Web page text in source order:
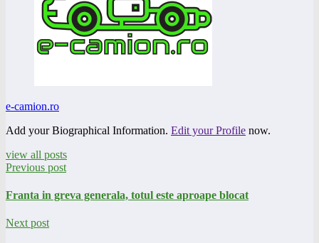
e-camion.ro
Add your Biographical Information. Edit your Profile now.
view all posts
Previous post
Franta in greva generala, totul este aproape blocat
Next post